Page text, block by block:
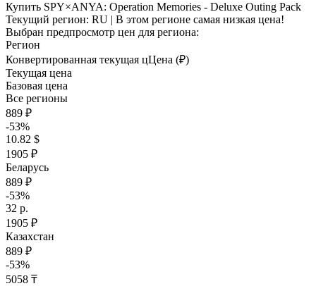
Купить SPY×ANYA: Operation Memories - Deluxe Outing Pack
Текущий регион: RU | В этом регионе самая низкая цена!
Выбран предпросмотр цен для региона:
Регион
Конвертированная текущая цЦена (₽)
Текущая цена
Базовая цена
Все регионы
889 ₽
-53%
10.82 $
1905 ₽
Беларусь
889 ₽
-53%
32 р.
1905 ₽
Казахстан
889 ₽
-53%
5058 ₸